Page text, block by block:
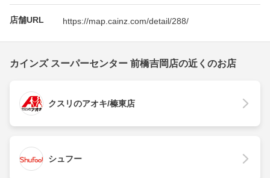
店舗URL https://map.cainz.com/detail/288/
カインズ スーパーセンター 前橋吉岡店の近くのお店
クスリのアオキ/榛東店
シュフー